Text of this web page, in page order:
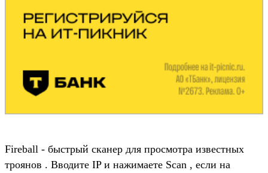
Fireball - быстрый сканер для просмотра известных
троянов . Вводите IP и нажимаете Scan , если на